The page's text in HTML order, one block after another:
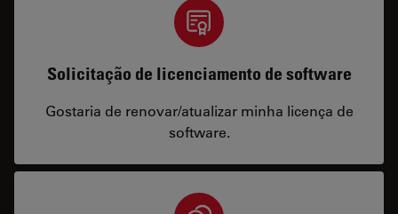
Solicitação de licenciamento de software
Gostaria de renovar/atualizar minha licença de
software.